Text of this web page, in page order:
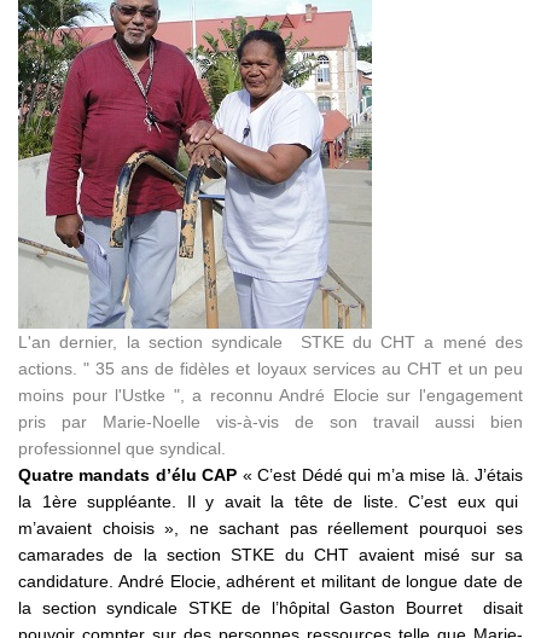
L'an dernier, la section syndicale STKE du CHT a mené des
actions. " 35 ans de fidèles et loyaux services au CHT et un peu
moins pour l'Ustke ", a reconnu André Elocie sur l'engagement
pris par Marie-Noelle vis-à-vis de son travail aussi bien
professionnel que syndical.
Quatre mandats d’élu CAP « C’est Dédé qui m’a mise là. J’étais
la 1ère suppléante. Il y avait la tête de liste. C’est eux qui
m’avaient choisis », ne sachant pas réellement pourquoi ses
camarades de la section STKE du CHT avaient misé sur sa
candidature. André Elocie, adhérent et militant de longue date de
la section syndicale STKE de l’hôpital Gaston Bourret disait